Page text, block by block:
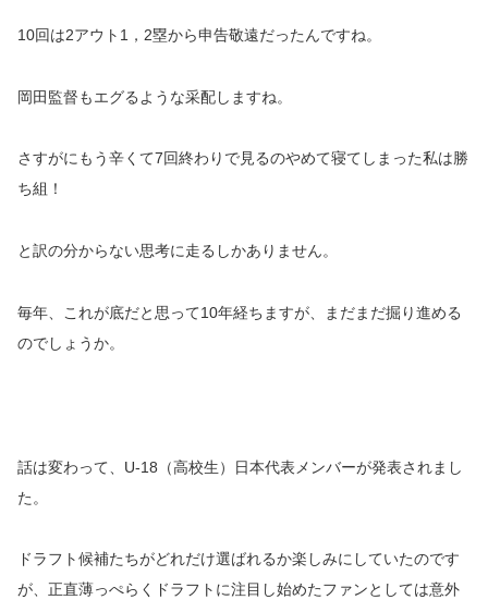
10回は2アウト1，2塁から申告敬遠だったんですね。
岡田監督もエグるような采配しますね。
さすがにもう辛くて7回終わりで見るのやめて寝てしまった私は勝
ち組！
と訳の分からない思考に走るしかありません。
毎年、これが底だと思って10年経ちますが、まだまだ掘り進める
のでしょうか。
話は変わって、U-18（高校生）日本代表メンバーが発表されまし
た。
ドラフト候補たちがどれだけ選ばれるか楽しみにしていたのです
が、正直薄っぺらくドラフトに注目し始めたファンとしては意外